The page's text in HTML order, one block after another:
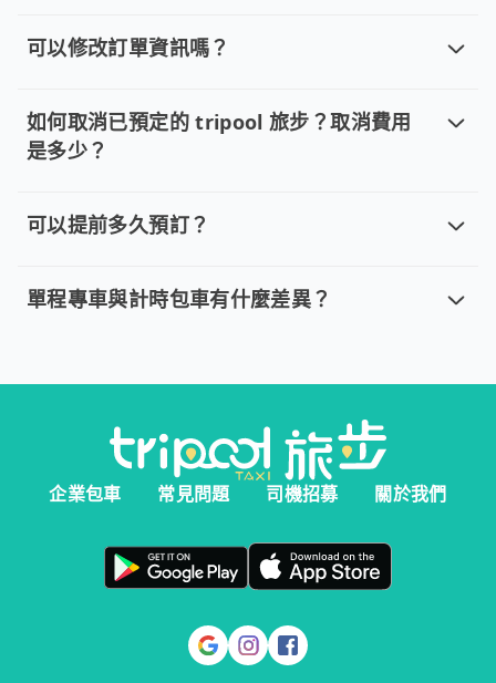
可以修改訂單資訊嗎？
如何取消已預定的 tripool 旅步？取消費用
是多少？
可以提前多久預訂？
單程專車與計時包車有什麼差異？
企業包車 常見問題 司機招募 關於我們